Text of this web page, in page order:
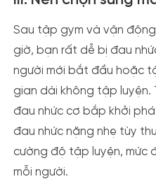
Sau tập gym và vận
giờ, bạn rất dễ bị đau
người mới bắt đầu hoặc
gian dài không tập luyện.
đau nhức cơ bắp khởi
đau nhức nặng nhẹ tùy
cường độ tập luyện, mức
mỗi người.